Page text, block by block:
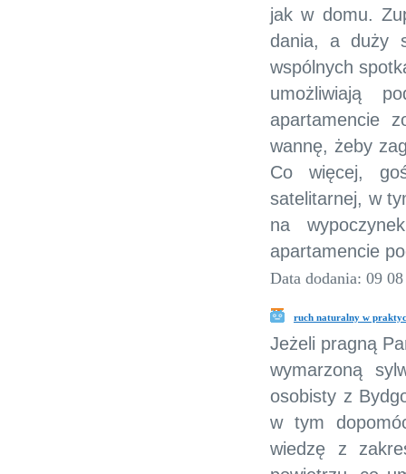
jak w domu.
dania, a duży
wspólnych
umożliwiają
apartamencie
wannę, żeby
Co więcej,
satelitarnej, w
na
apartamencie
Data dodania: 09
ruch naturalny w
Jeżeli pragną
wymarzoną
osobisty z
w tym
wiedzę z